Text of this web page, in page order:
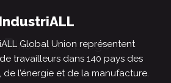
Global Union représentent
travailleurs dans 140 pays des
de l’énergie et de la manufacture.